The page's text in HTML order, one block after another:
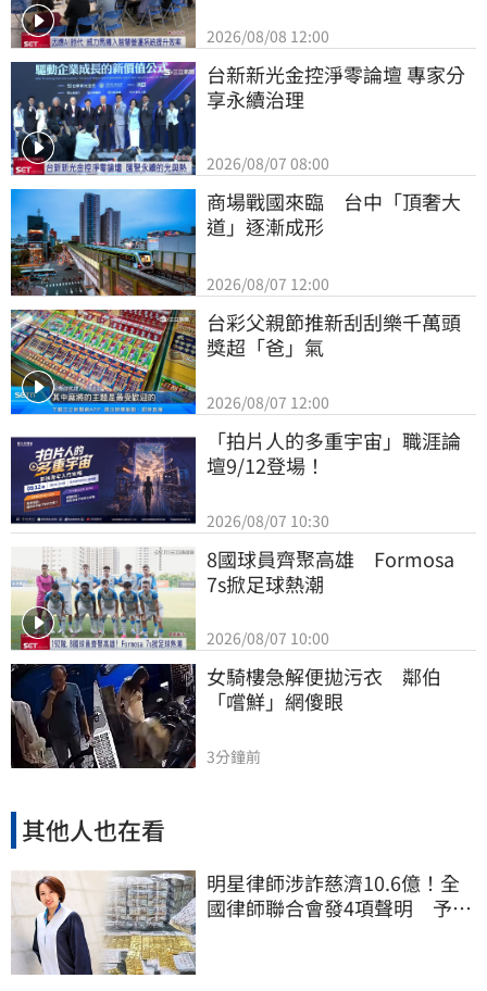
2026/08/08 12:00
台新新光金控淨零論壇 專家分
享永續治理
2026/08/07 08:00
商場戰國來臨　台中「頂奢大
道」逐漸成形
2026/08/07 12:00
台彩父親節推新刮刮樂千萬頭
獎超「爸」氣
2026/08/07 12:00
「拍片人的多重宇宙」職涯論
壇9/12登場！
2026/08/07 10:30
8國球員齊聚高雄　Formosa
7s掀足球熱潮
2026/08/07 10:00
女騎樓急解便拋污衣　鄰伯
「嚐鮮」網傻眼
3分鐘前
其他人也在看
明星律師涉詐慈濟10.6億！全
國律師聯合會發4項聲明 予以